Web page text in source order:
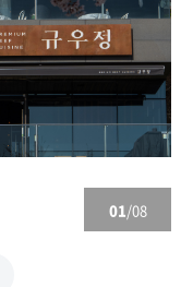
01/08